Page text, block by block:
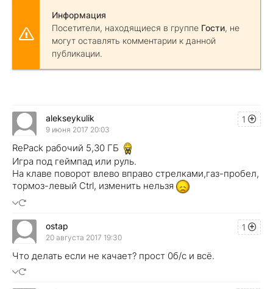
Информация
Посетители, находящиеся в группе Гости, не
могут оставлять комментарии к данной
публикации.
1
alekseykulik
9 июня 2017 20:03
RePack рабочий 5,30 ГБ
Игра под геймпад или руль.
На клаве поворот влево вправо стрелками,газ-пробел,
тормоз-левый Ctrl, изменить нельзя
1
ostap
20 августа 2017 19:30
Что делать если не качает? прост 0б/с и всё.